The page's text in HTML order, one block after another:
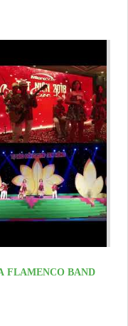
FLAMENCO BAND